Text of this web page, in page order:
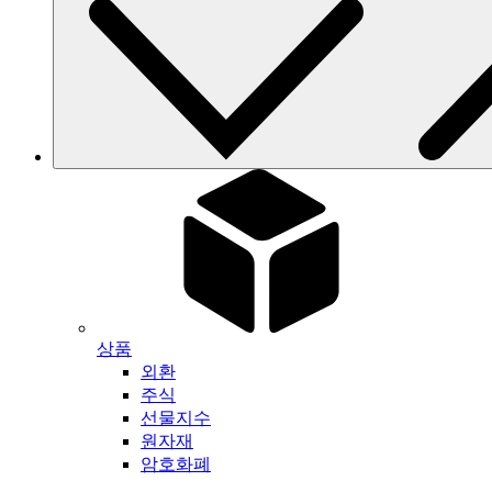
상품
외환
주식
선물지수
원자재
암호화폐